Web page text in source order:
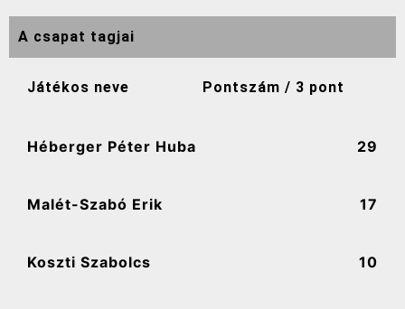
A csapat tagjai
Játékos neve Pontszám / 3 pont
Héberger Péter Huba 29
Malét-Szabó Erik 17
Koszti Szabolcs 10